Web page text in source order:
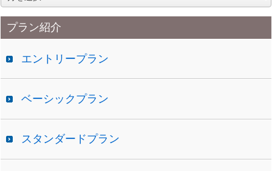
ー
カ
イプラン紹介
エントリープラン
ベーシックプラン
スタンダードプラン